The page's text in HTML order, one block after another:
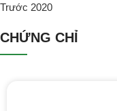
Trước 2020
CHỨNG CHỈ